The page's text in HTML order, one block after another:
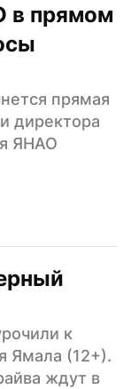
в прямом
прямая
директора
ЯНАО
к
Ямала (12+).
ждут в